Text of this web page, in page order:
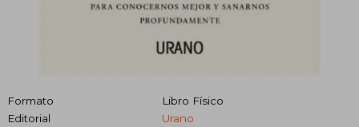
Formato
Libro Físico
Editorial
Urano